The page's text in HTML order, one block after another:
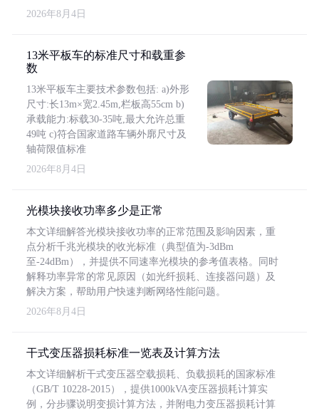
2026年8月4日
13米平板车的标准尺寸和载重参
数
13米平板车主要技术参数包括: a)外形
尺寸:长13m×宽2.45m,栏板高55cm b)
承载能力:标载30-35吨,最大允许总重
49吨 c)符合国家道路车辆外廓尺寸及
轴荷限值标准
2026年8月4日
光模块接收功率多少是正常
本文详细解答光模块接收功率的正常范围及影响因素，重
点分析千兆光模块的收光标准（典型值为-3dBm
至-24dBm），并提供不同速率光模块的参考值表格。同时
解释功率异常的常见原因（如光纤损耗、连接器问题）及
解决方案，帮助用户快速判断网络性能问题。
2026年8月4日
干式变压器损耗标准一览表及计算方法
本文详细解析干式变压器空载损耗、负载损耗的国家标准
（GB/T 10228-2015），提供1000kVA变压器损耗计算实
例，分步骤说明变损计算方法，并附电力变压器损耗计算